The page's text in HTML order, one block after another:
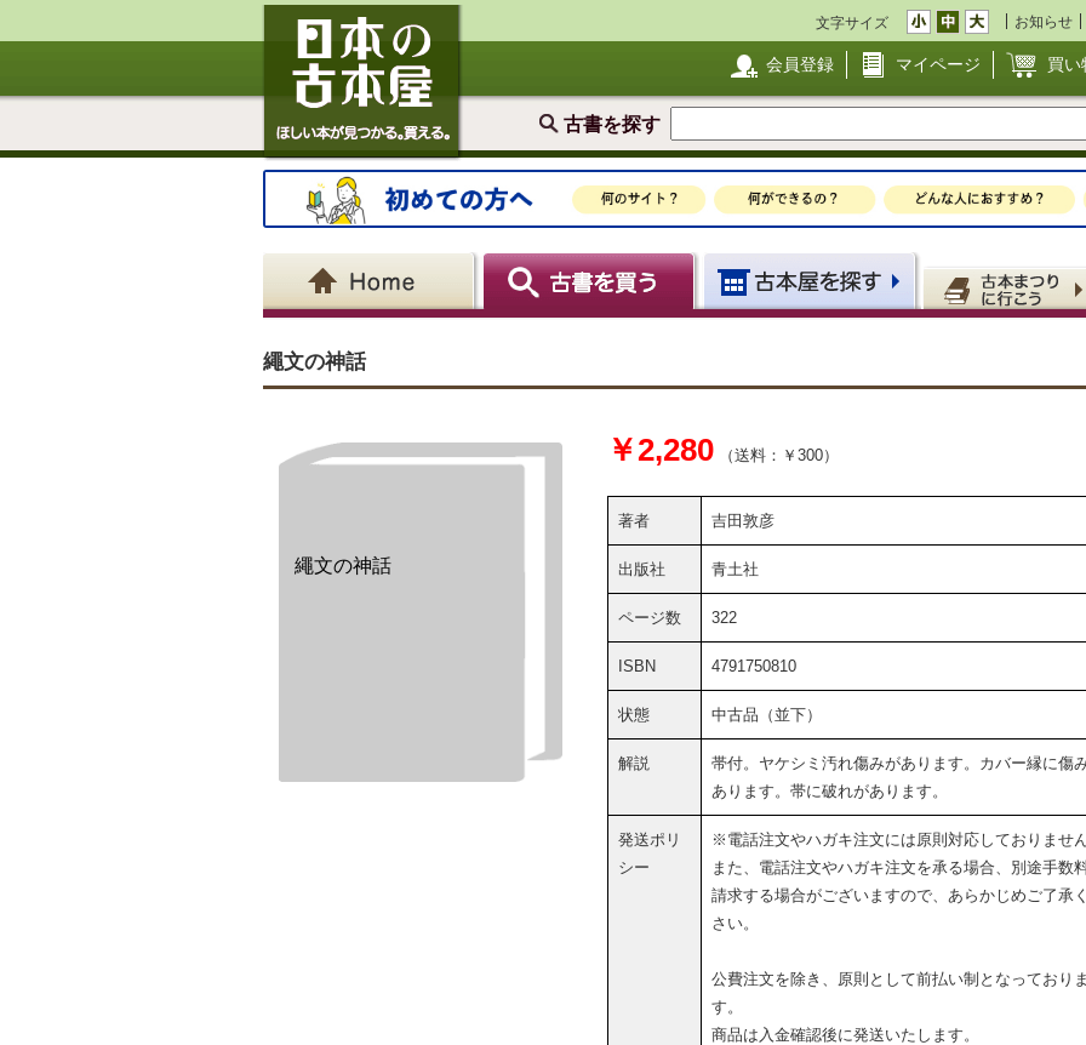
文字サイズ お知らせ
会員登録 マイページ 買い
古書を探す
繩文の神話
繩文の神話
￥2,280 （送料：￥300）
著者 吉田敦彦
出版社 青土社
ページ数 322
ISBN 4791750810
状態 中古品（並下）
解説
帯付。ヤケシミ汚れ傷みがあります。カバー縁に傷
あります。帯に破れがあります。
発送ポリ
シー
※電話注文やハガキ注文には原則対応しておりません
また、電話注文やハガキ注文を承る場合、別途手数
請求する場合がございますので、あらかじめご了承
さい。
公費注文を除き、原則として前払い制となっておりま
す。
商品は入金確認後に発送いたします。